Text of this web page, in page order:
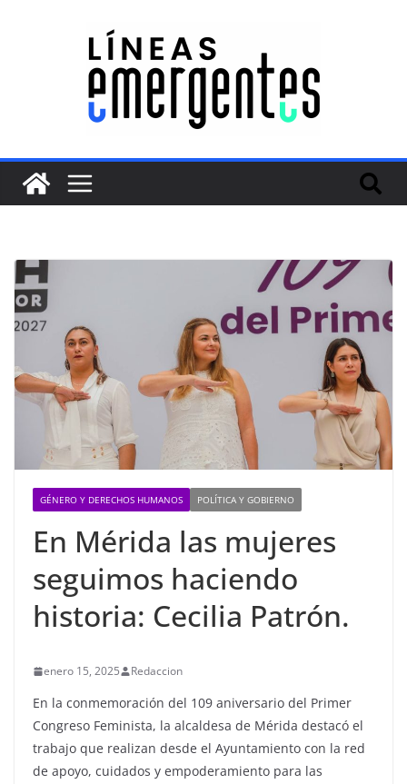
GÉNERO Y DERECHOS HUMANOS POLÍTICA Y GOBIERNO
En Mérida las mujeres
seguimos haciendo
historia: Cecilia Patrón.
enero 15, 2025 Redaccion
En la conmemoración del 109 aniversario del Primer
Congreso Feminista, la alcaldesa de Mérida destacó el
trabajo que realizan desde el Ayuntamiento con la red
de apoyo, cuidados y empoderamiento para las